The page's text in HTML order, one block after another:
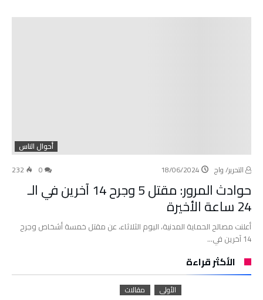
أحوال الناس
التحرير/ واج
18/06/2024
232
حوادث المرور: مقتل 5 وجرح 14 آخرين في الـ
24 ساعة الأخيرة
أعلنت مصالح الحماية المدنية، اليوم الثلاثاء، عن مقتل خمسة أشخاص وجرح
14 آخرين في…
الأكثر قراءة
الأولى مقالات